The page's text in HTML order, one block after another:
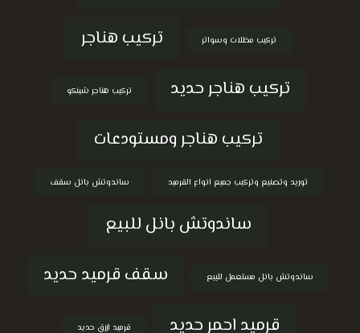
تركيب مظلات وسواتر
تركيب هناجر
تركيب هناجر حديد
تركيب هناجر شينكو
تركيب هناجر ومستودعات
توريد وتصنيع وتركيب جميع انواع القرميد ساندوتش بانل سقف
ساندوتش بانل للبيع
ساندوتش بانل مستعمل للبيع
سقف قرميد حديد
قرميد احمر حديد
قرميد ازرق حديد